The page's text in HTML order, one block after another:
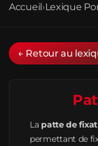
Accueil›Lexique
← Retour au
La patte de
permettant de